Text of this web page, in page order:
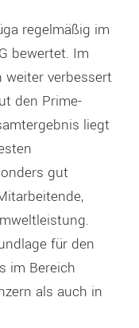
regelmäßig im
bewertet. Im
weiter verbessert
den Prime-
liegt
gut
für den
im Bereich
als auch in